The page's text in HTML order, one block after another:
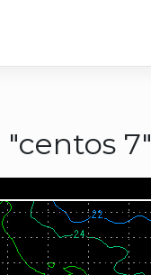
"centos 7"